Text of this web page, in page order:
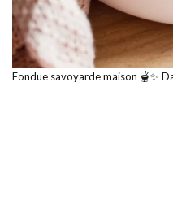
Fondue savoyarde maison 🫕✨